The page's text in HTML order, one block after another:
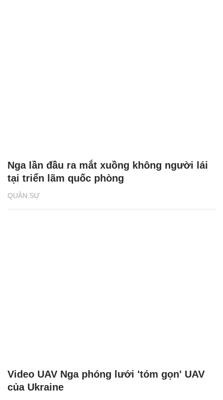
QUÂN SỰ
Nga lần đầu ra mắt xuồng không người lái
tại triển lãm quốc phòng
Video UAV Nga phóng lưới 'tóm gọn' UAV
của Ukraine